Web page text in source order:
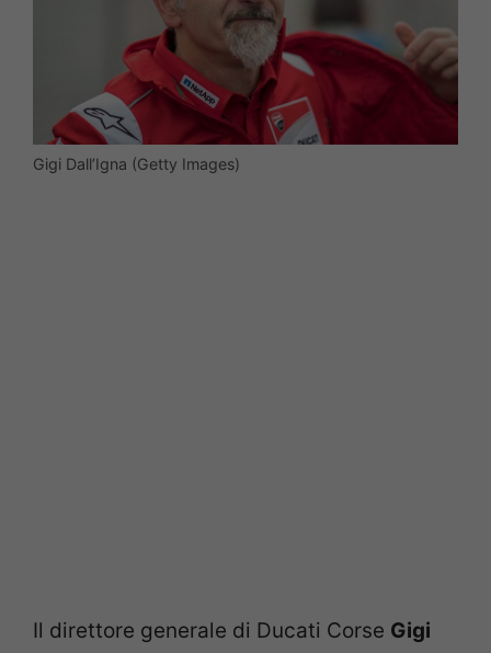
Gigi Dall’Igna (Getty Images)
Il direttore generale di Ducati Corse Gigi